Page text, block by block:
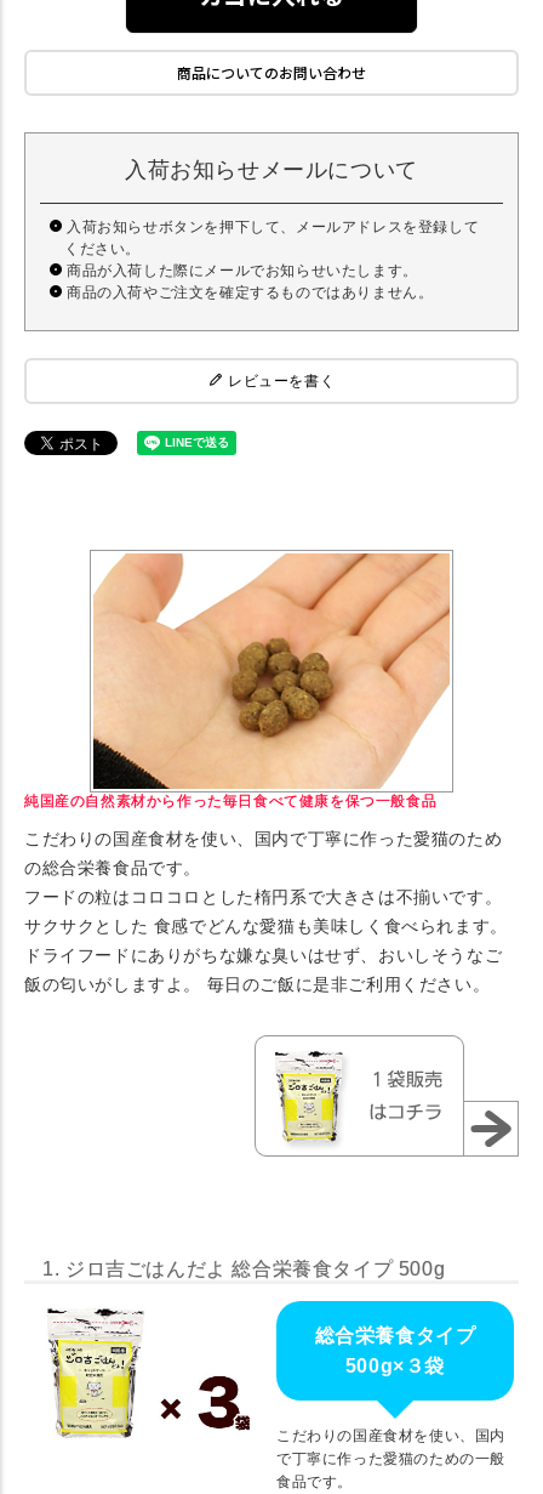
商品についてのお問い合わせ
入荷お知らせメールについて
入荷お知らせボタンを押下して、メールアドレスを登録して
ください。
商品が入荷した際にメールでお知らせいたします。
商品の入荷やご注文を確定するものではありません。
レビューを書く
純国産の自然素材から作った毎日食べて健康を保つ一般食品
こだわりの国産食材を使い、国内で丁寧に作った愛猫のため
の総合栄養食品です。
フードの粒はコロコロとした楕円系で大きさは不揃いです。
サクサクとした 食感でどんな愛猫も美味しく食べられます。
ドライフードにありがちな嫌な臭いはせず、おいしそうなご
飯の匂いがしますよ。 毎日のご飯に是非ご利用ください。
1. ジロ吉ごはんだよ 総合栄養食タイプ 500g
総合栄養食タイプ
500g×３袋
こだわりの国産食材を使い、国内
で丁寧に作った愛猫のための一般
食品です。